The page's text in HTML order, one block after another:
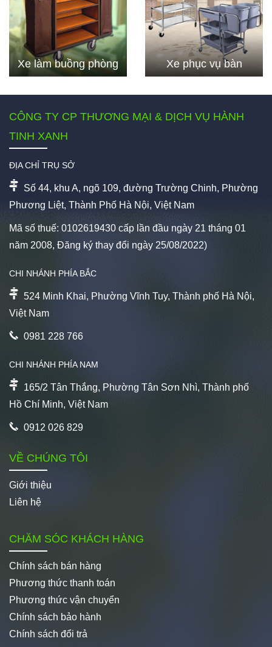
Xe làm buồng phòng Xe phục vụ bàn
CÔNG TY CP THƯƠNG MẠI & DỊCH VỤ HÀNH
TINH XANH
ĐỊA CHỈ TRỤ SỞ
Số 44, khu A, ngõ 109, đường Trường Chinh, Phường
Phương Liệt, Thành Phố Hà Nội, Việt Nam
Mã số thuế: 0102619430 cấp lần đầu ngày 21 tháng 01
năm 2008, Đăng ký thay đổi ngày 25/08/2022)
CHI NHÁNH PHÍA BẮC
524 Minh Khai, Phường Vĩnh Tuy, Thành phố Hà Nội,
Việt Nam
0981 228 766
CHI NHÁNH PHÍA NAM
165/2 Tân Thắng, Phường Tân Sơn Nhì, Thành phố
Hồ Chí Minh, Việt Nam
0912 026 829
VỀ CHÚNG TÔI
Giới thiệu
Liên hệ
CHĂM SÓC KHÁCH HÀNG
Chính sách bán hàng
Phương thức thanh toán
Phương thức vận chuyển
Chính sách bảo hành
Chính sách đổi trả